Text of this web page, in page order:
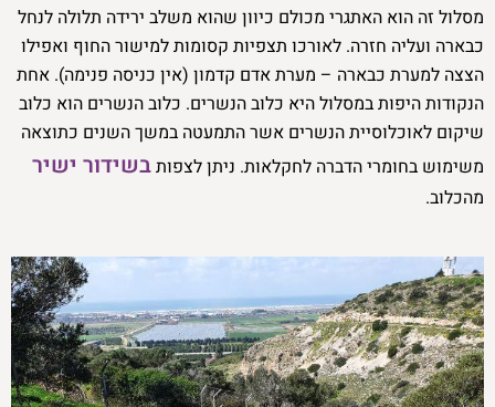
מסלול זה הוא האתגרי מכולם כיוון שהוא משלב ירידה תלולה לנחל
כבארה ועליה חזרה. לאורכו תצפיות קסומות למישור החוף ואפילו
הצצה למערת כבארה – מערת אדם קדמון (אין כניסה פנימה). אחת
הנקודות היפות במסלול היא כלוב הנשרים. כלוב הנשרים הוא כלוב
שיקום לאוכלוסיית הנשרים אשר התמעטה במשך השנים כתוצאה
משימוש בחומרי הדברה לחקלאות. ניתן לצפותבשידור ישיר
מהכלוב.